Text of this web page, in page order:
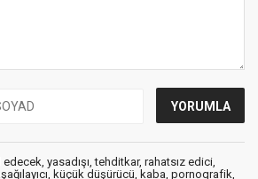
yasadışı, tehditkar, rahatsız edici,
küçük düşürücü, kaba, pornografik,